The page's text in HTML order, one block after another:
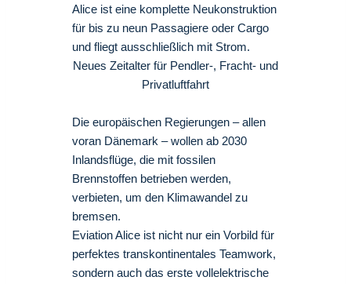
Alice ist eine komplette Neukonstruktion
für bis zu neun Passagiere oder Cargo
und fliegt ausschließlich mit Strom.
Neues Zeitalter für Pendler-, Fracht- und
Privatluftfahrt
Die europäischen Regierungen – allen
voran Dänemark – wollen ab 2030
Inlandsflüge, die mit fossilen
Brennstoffen betrieben werden,
verbieten, um den Klimawandel zu
bremsen.
Eviation Alice ist nicht nur ein Vorbild für
perfektes transkontinentales Teamwork,
sondern auch das erste vollelektrische